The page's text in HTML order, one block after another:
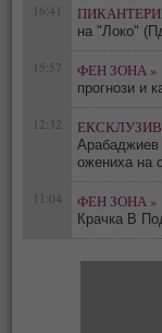
16:41
на "Локо"
15:57 ФЕН ЗОНА »
прогнози и
12:32
oжениха на
11:04 ФЕН ЗОНА »
Крачка В